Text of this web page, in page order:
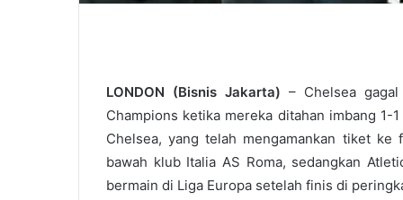
LONDON (Bisnis Jakarta) – Chelsea
Champions ketika mereka ditahan imbang 1-
Chelsea, yang telah mengamankan tiket
bawah klub Italia AS Roma, sedangkan
bermain di Liga Europa setelah finis di